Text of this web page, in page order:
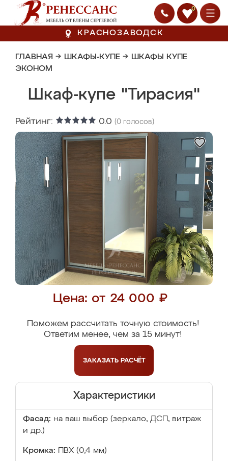
0
КРАСНОЗАВОДСК
ГЛАВНАЯ → ШКАФЫ-КУПЕ → ШКАФЫ КУПЕ
ЭКОНОМ
Шкаф-купе "Тирасия"
Рейтинг: 0.0 (0 голосов)
Цена: от 24 000 ₽
Поможем рассчитать точную стоимость!
Ответим менее, чем за 15 минут!
ЗАКАЗАТЬ РАСЧЁТ
Характеристики
Фасад: на ваш выбор (зеркало, ДСП, витраж
и др.)
Кромка: ПВХ (0,4 мм)